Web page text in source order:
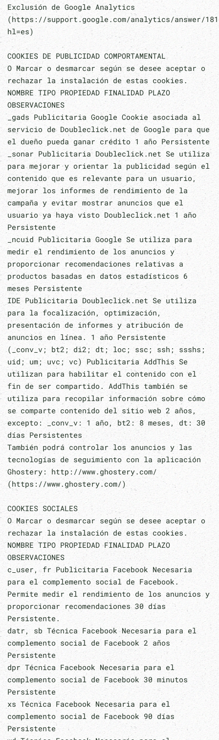
Exclusión de Google Analytics
(https://support.google.com/analytics/answer/
hl=es)
COOKIES DE PUBLICIDAD COMPORTAMENTAL
O Marcar o desmarcar según se desee aceptar o
rechazar la instalación de estas cookies.
NOMBRE TIPO PROPIEDAD FINALIDAD PLAZO
OBSERVACIONES
_gads Publicitaria Google Cookie asociada al
servicio de Doubleclick.net de Google para que
el dueño pueda ganar crédito 1 año Persistente
_sonar Publicitaria Doubleclick.net Se utiliza
para mejorar y orientar la publicidad según el
contenido que es relevante para un usuario,
mejorar los informes de rendimiento de la
campaña y evitar mostrar anuncios que el
usuario ya haya visto Doubleclick.net 1 año
Persistente
_ncuid Publicitaria Google Se utiliza para
medir el rendimiento de los anuncios y
proporcionar recomendaciones relativas a
productos basadas en datos estadísticos 6
meses Persistente
IDE Publicitaria Doubleclick.net Se utiliza
para la focalización, optimización,
presentación de informes y atribución de
anuncios en línea. 1 año Persistente
(_conv_v; bt2; di2; dt; loc; ssc; ssh; ssshs;
uid; um; uvc; vc) Publicitaria AddThis Se
utilizan para habilitar el contenido con el
fin de ser compartido. AddThis también se
utiliza para recopilar información sobre cómo
se comparte contenido del sitio web 2 años,
excepto: _conv_v: 1 año, bt2: 8 meses, dt: 30
días Persistentes
También podrá controlar los anuncios y las
tecnologías de seguimiento con la aplicación
Ghostery: http://www.ghostery.com/
(https://www.ghostery.com/)
COOKIES SOCIALES
O Marcar o desmarcar según se desee aceptar o
rechazar la instalación de estas cookies.
NOMBRE TIPO PROPIEDAD FINALIDAD PLAZO
OBSERVACIONES
c_user, fr Publicitaria Facebook Necesaria
para el complemento social de Facebook.
Permite medir el rendimiento de los anuncios y
proporcionar recomendaciones 30 días
Persistente.
datr, sb Técnica Facebook Necesaria para el
complemento social de Facebook 2 años
Persistente
dpr Técnica Facebook Necesaria para el
complemento social de Facebook 30 minutos
Persistente
xs Técnica Facebook Necesaria para el
complemento social de Facebook 90 días
Persistente